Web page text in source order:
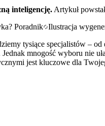
inteligencję. Artykuł
Ilustracja
tysiące specjalistów –
mnogość wyboru nie
jest kluczowe dla